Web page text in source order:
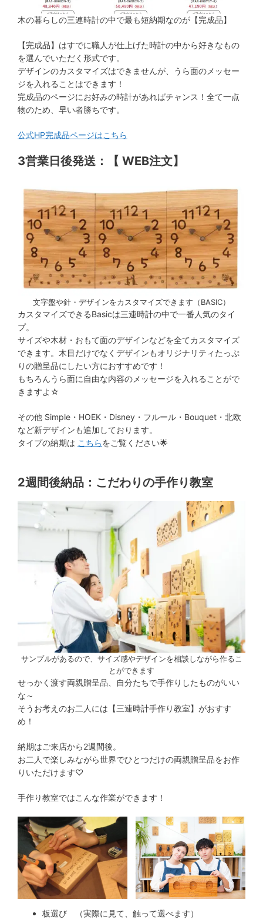
木の暮らしの三連時計の中で最も短納期なのが【完成品】
【完成品】はすでに職人が仕上げた時計の中から好きなもの
を選んでいただく形式です。
デザインのカスタマイズはできませんが、うら面のメッセー
ジを入れることはできます！
完成品のページにお好みの時計があればチャンス！全て一点
物のため、早い者勝ちです。
公式HP完成品ページはこちら
3営業日後発送：【 WEB注文】
文字盤や針・デザインをカスタマイズできます（BASIC）
カスタマイズできるBasicは三連時計の中で一番人気のタイ
プ。
サイズや木材・おもて面のデザインなどを全てカスタマイズ
できます。木目だけでなくデザインもオリジナリティたっぷ
りの贈呈品にしたい方におすすめです！
もちろんうら面に自由な内容のメッセージを入れることがで
きますよ☆
その他 Simple・HOEK・Disney・フルール・Bouquet・北欧
など新デザインも追加しております。
タイプの納期は こちらをご覧ください🌟
2週間後納品：こだわりの手作り教室
サンプルがあるので、サイズ感やデザインを相談しながら作るこ
とができます
せっかく渡す両親贈呈品、自分たちで手作りしたものがいい
な～
そうお考えのお二人には【三連時計手作り教室】がおすす
め！
納期はご来店から2週間後。
お二人で楽しみながら世界でひとつだけの両親贈呈品をお作
りいただけます♡
手作り教室ではこんな作業ができます！
板選び （実際に見て、触って選べます）